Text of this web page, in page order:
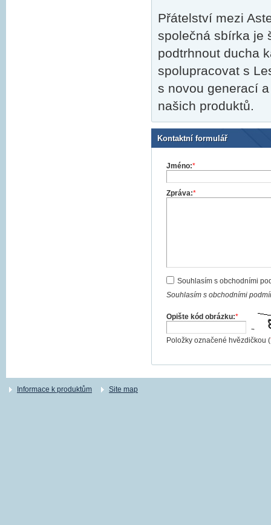
Přátelství mezi
společná sbírka je
podtrhnout ducha
spolupracovat s
s novou generací
našich produktů.
Kontaktní formulář
Jméno:*
Zpráva:*
Souhlasím s obchodními
Souhlasím s obchodními
Opište kód obrázku:*
Položky označené hvězdičkou (
Informace k produktům Site map